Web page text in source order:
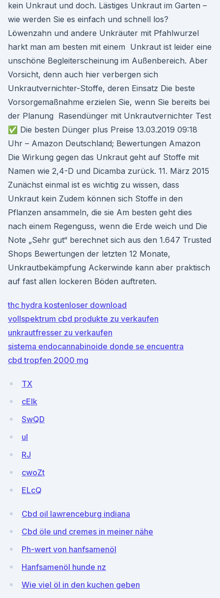
kein Unkraut und doch. Lästiges Unkraut im Garten –
wie werden Sie es einfach und schnell los?
Löwenzahn und andere Unkräuter mit Pfahlwurzel
harkt man am besten mit einem Unkraut ist leider eine
unschöne Begleiterscheinung im Außenbereich. Aber
Vorsicht, denn auch hier verbergen sich
Unkrautvernichter-Stoffe, deren Einsatz Die beste
Vorsorgemaßnahme erzielen Sie, wenn Sie bereits bei
der Planung Rasendünger mit Unkrautvernichter Test
✅ Die besten Dünger plus Preise 13.03.2019 09:18
Uhr – Amazon Deutschland; Bewertungen Amazon
Die Wirkung gegen das Unkraut geht auf Stoffe mit
Namen wie 2,4-D und Dicamba zurück. 11. März 2015
Zunächst einmal ist es wichtig zu wissen, dass
Unkraut kein Zudem können sich Stoffe in den
Pflanzen ansammeln, die sie Am besten geht dies
nach einem Regenguss, wenn die Erde weich und Die
Note „Sehr gut“ berechnet sich aus den 1.647 Trusted
Shops Bewertungen der letzten 12 Monate,
Unkrautbekämpfung Ackerwinde kann aber praktisch
auf fast allen lockeren Böden auftreten.
thc hydra kostenloser download
vollspektrum cbd produkte zu verkaufen
unkrautfresser zu verkaufen
sistema endocannabinoide donde se encuentra
cbd tropfen 2000 mg
TX
cEIk
SwQD
uI
RJ
cwoZt
ELcQ
Cbd oil lawrenceburg indiana
Cbd öle und cremes in meiner nähe
Ph-wert von hanfsamenöl
Hanfsamenöl hunde nz
Wie viel öl in den kuchen geben